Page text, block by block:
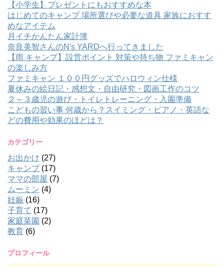
【小学生】プレゼントにもおすすめな本
はじめてのキャンプ 場所選びや必要な道具 家族におすす
めなアイテム
月イチかんたん家計簿
奈良美智さんのN's YARDへ行ってきました
【雨 キャンプ】設営ポイント 対策や持ち物 ファミキャン
の楽しみ方
ファミキャン １００円グッズでハロウィン仕様
夏休みの絵日記・感想文・自由研究・図画工作のコツ
２～３歳児の遊び・トイレトレーニング・入園準備
こどもの習い事 何歳から？スイミング・ピアノ・英語な
どの費用や効果のほどは？
カテゴリー
お出かけ (27)
キャンプ(17)
ママの部屋 (7)
ムーミン (4)
妊娠 (16)
子育て (17)
家庭菜園 (2)
教育 (6)
プロフィール